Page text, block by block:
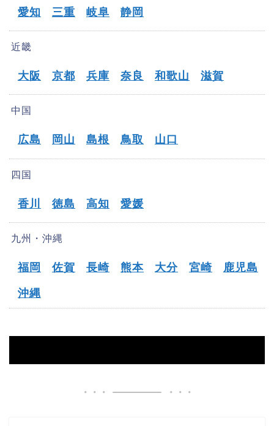
愛知 三重 岐阜 静岡
近畿
大阪 京都 兵庫 奈良 和歌山 滋賀
中国
広島 岡山 島根 鳥取 山口
四国
香川 徳島 高知 愛媛
九州・沖縄
福岡 佐賀 長崎 熊本 大分 宮崎 鹿児島
沖縄